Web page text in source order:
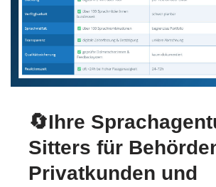
🔄Ihre
Sitters für
Privatkunden und